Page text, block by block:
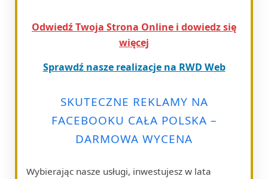
Odwiedź Twoja Strona Online i dowiedz się
więcej
Sprawdź nasze realizacje na RWD Web
SKUTECZNE REKLAMY NA
FACEBOOKU CAŁA POLSKA –
DARMOWA WYCENA
Wybierając nasze usługi, inwestujesz w lata